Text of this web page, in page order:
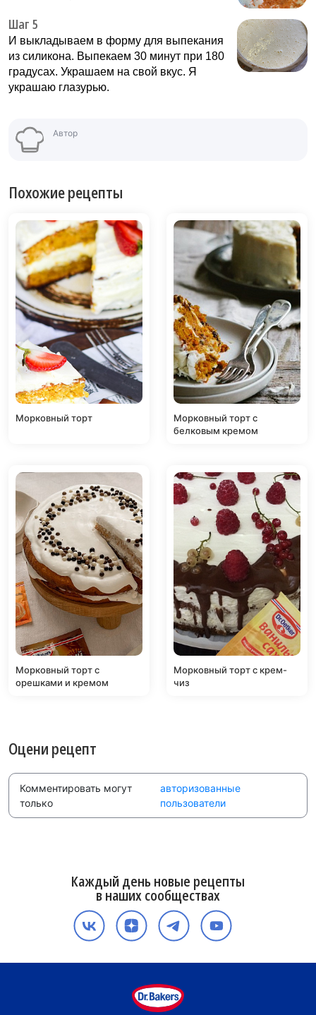
Шаг 5
И выкладываем в форму для выпекания
из силикона. Выпекаем 30 минут при 180
градусах. Украшаем на свой вкус. Я
украшаю глазурью.
Автор
Похожие рецепты
Морковный торт
Морковный торт с
белковым кремом
Морковный торт с
орешками и кремом
Морковный торт с крем-
чиз
Оцени рецепт
Комментировать могут
только
авторизованные
пользователи
Каждый день новые рецепты
в наших сообществах